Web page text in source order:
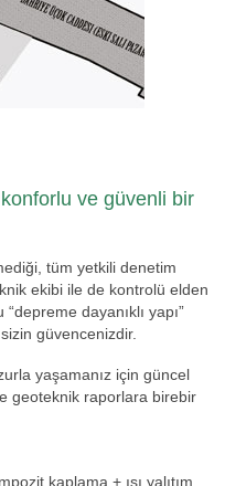
ve güvenli bir
tüm yetkili denetim
ekibi ile de kontrolü elden
dayanıklı yapı”
güvencenizdir.
yaşamanız için güncel
geoteknik raporlara birebir
kaplama + ısı yalıtım